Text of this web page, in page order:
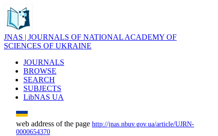
JNAS | JOURNALS OF NATIONAL ACADEMY OF
SCIENCES OF UKRAINE
JOURNALS
BROWSE
SEARCH
SUBJECTS
LibNAS UA
web address of the page http://jnas.nbuv.gov.ua/article/UJRN-
0000654370